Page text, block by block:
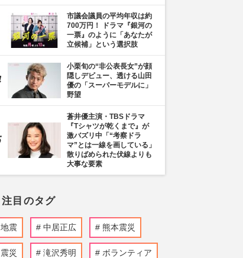
市議会議員の平均年収は約
700万円！ ドラマ『銀河の
一票』のように「あなたが
立候補」という選択肢
小栗旬の“非公表長女”が顔
隠しデビュー、透ける山田
優の「スーパーモデルに」
野望
蒼井優主演・TBSドラマ
『Tシャツが乾くまで』が
激バズリ中「“考察ドラ
マ”とは一線を画している」
散りばめられた伏線よりも
大事な要素
注目のタグ
地震 中居正広 熊本震災
震災 滝沢秀明 ボランティア